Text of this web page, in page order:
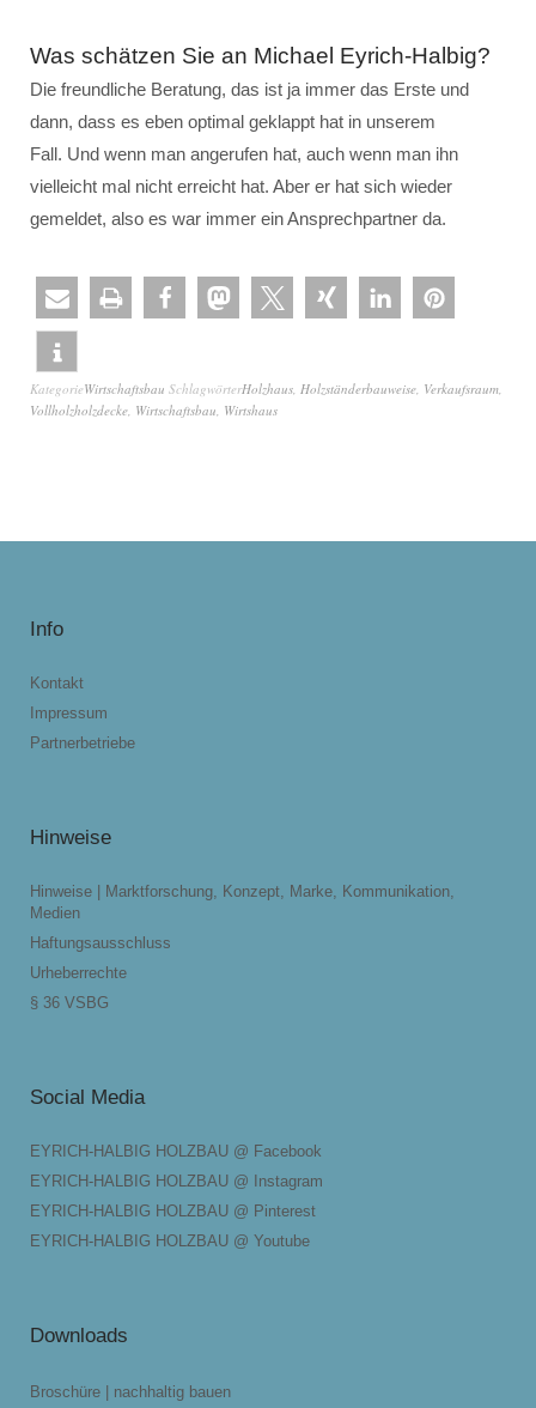
Was schätzen Sie an Michael Eyrich-Halbig?
Die freundliche Beratung, das ist ja immer das Erste und
dann, dass es eben optimal geklappt hat in unserem
Fall. Und wenn man angerufen hat, auch wenn man ihn
vielleicht mal nicht erreicht hat. Aber er hat sich wieder
gemeldet, also es war immer ein Ansprechpartner da.
KategorieWirtschaftsbau SchlagwörterHolzhaus, Holzständerbauweise, Verkaufsraum,
Vollholzholzdecke, Wirtschaftsbau, Wirtshaus
Info
Kontakt
Impressum
Partnerbetriebe
Hinweise
Hinweise | Marktforschung, Konzept, Marke, Kommunikation,
Medien
Haftungsausschluss
Urheberrechte
§ 36 VSBG
Social Media
EYRICH-HALBIG HOLZBAU @ Facebook
EYRICH-HALBIG HOLZBAU @ Instagram
EYRICH-HALBIG HOLZBAU @ Pinterest
EYRICH-HALBIG HOLZBAU @ Youtube
Downloads
Broschüre | nachhaltig bauen